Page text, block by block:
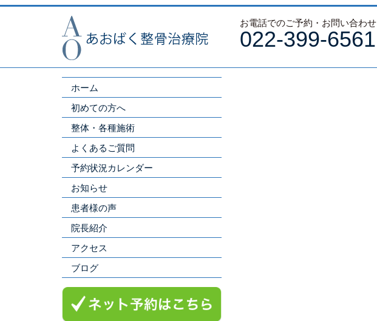
お電話でのご予約・お問い合わせ
022-399-6561
ホーム
初めての方へ
整体・各種施術
よくあるご質問
予約状況カレンダー
お知らせ
患者様の声
院長紹介
アクセス
ブログ